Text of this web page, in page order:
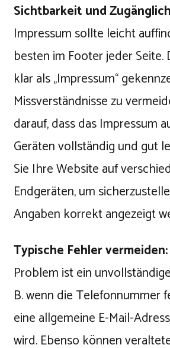
Sichtbarkeit und
Impressum sollte leicht
besten im Footer jeder
klar als „Impressum“
Missverständnisse zu
darauf, dass das Impressum
Geräten vollständig und gut
Sie Ihre Website auf
Endgeräten, um
Angaben korrekt angezeigt
Typische Fehler vermeiden:
Problem ist ein
B. wenn die Telefonnummer
eine allgemeine E-Mail-
wird. Ebenso können